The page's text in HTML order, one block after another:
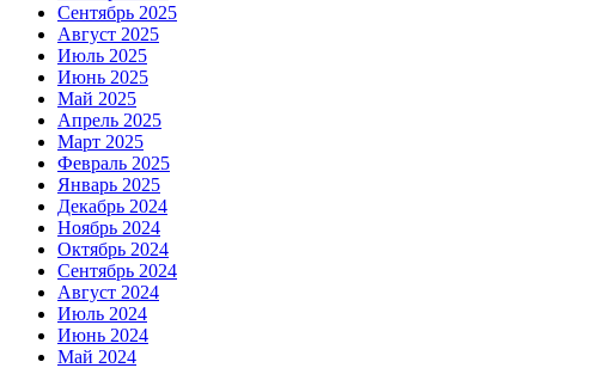
Сентябрь 2025
Август 2025
Июль 2025
Июнь 2025
Май 2025
Апрель 2025
Март 2025
Февраль 2025
Январь 2025
Декабрь 2024
Ноябрь 2024
Октябрь 2024
Сентябрь 2024
Август 2024
Июль 2024
Июнь 2024
Май 2024